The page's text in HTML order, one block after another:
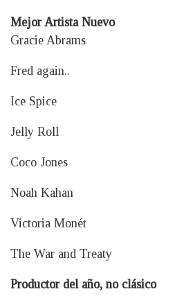
Mejor Artista Nuevo
Gracie Abrams
Fred again..
Ice Spice
Jelly Roll
Coco Jones
Noah Kahan
Victoria Monét
The War and Treaty
Productor del año, no clásico